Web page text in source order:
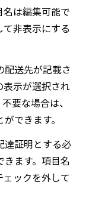
は編集可能で
非表示にする
配送先が記載さ
表示が選択され
要な場合は、
できます。
達証明とする必
ます。項目名
ックを外して